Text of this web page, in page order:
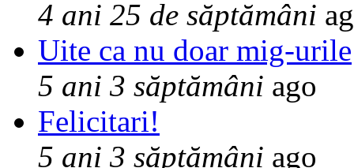
4 ani 25 de săptămâni
Uite ca nu doar mig-urile
5 ani 3 săptămâni ago
Felicitari!
5 ani 3 săptămâni ago